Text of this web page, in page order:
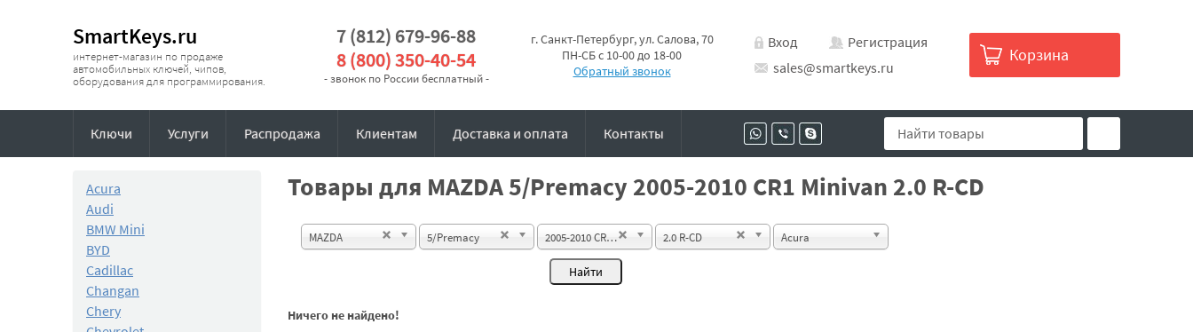
SmartKeys.ru
интернет-магазин по продаже
автомобильных ключей, чипов,
оборудования для программирования.
7 (812) 679-96-88
8 (800) 350-40-54
- звонок по России бесплатный -
г. Санкт-Петербург, ул. Салова, 70
ПН-СБ с 10-00 до 18-00
Обратный звонок
Вход
Регистрация
sales@smartkeys.ru
Корзина
Ключи Услуги Распродажа Клиентам Доставка и оплата Контакты
Acura
Audi
BMW Mini
BYD
Cadillac
Changan
Chery
Товары для MAZDA 5/Premacy 2005-2010 CR1 Minivan 2.0 R-CD
MAZDA 5/Premacy 2005-2010 CR1 Minivan 2.0 R-CD Acura
Ничего не найдено!